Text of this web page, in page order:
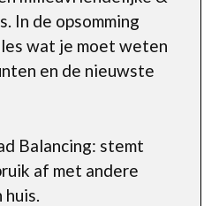
In de opsomming
wat je moet weten
en de nieuwste
Balancing: stemt
af met andere